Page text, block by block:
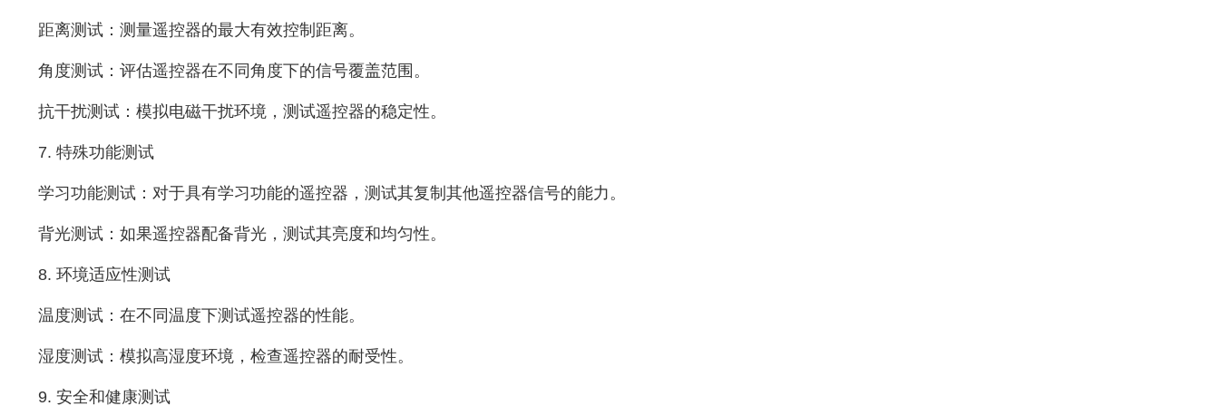
距离测试：测量遥控器的最大有效控制距离。
角度测试：评估遥控器在不同角度下的信号覆盖范围。
抗干扰测试：模拟电磁干扰环境，测试遥控器的稳定性。
7. 特殊功能测试
学习功能测试：对于具有学习功能的遥控器，测试其复制其他遥控器信号的能力。
背光测试：如果遥控器配备背光，测试其亮度和均匀性。
8. 环境适应性测试
温度测试：在不同温度下测试遥控器的性能。
湿度测试：模拟高湿度环境，检查遥控器的耐受性。
9. 安全和健康测试